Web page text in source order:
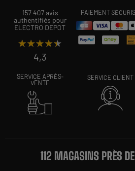
157 407 avis
authentifiés pour
ELECTRO DEPOT
★★★★★
★★★★★
4,3
PAIEMENT
SERVICE APRÈS-
VENTE
SERVICE CLIENT
112 MAGASINS PRÈS